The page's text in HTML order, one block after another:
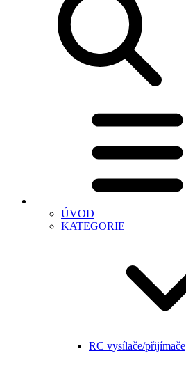
ÚVOD
KATEGORIE
RC vysílače/přijímače